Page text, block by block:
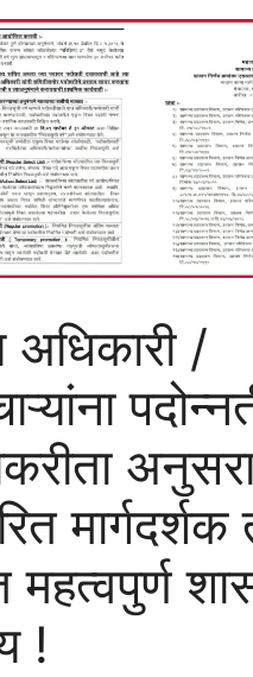
अधिकारी /
मार्गदर्शक
महत्वपुर्ण
!